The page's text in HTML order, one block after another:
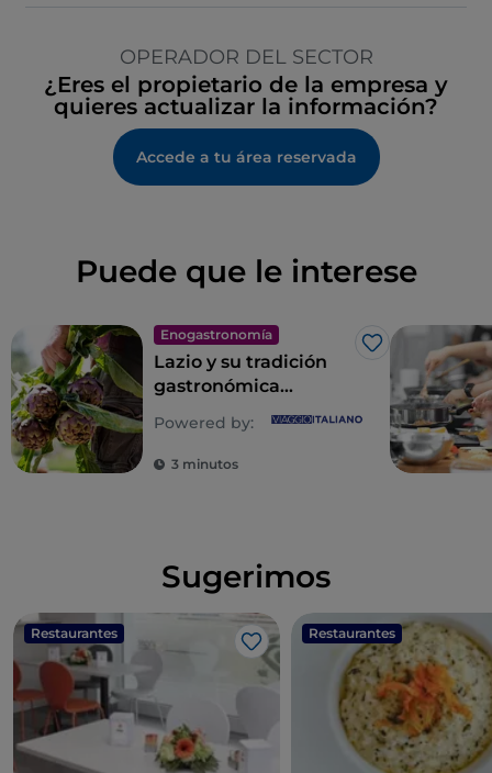
OPERADOR DEL SECTOR
¿Eres el propietario de la empresa y
quieres actualizar la información?
Accede a tu área reservada
Puede que le interese
Enogastronomía
Me gusta
Lazio y su tradición
gastronómica
popular, un eterno
descubrimiento
Powered by:
3 minutos
Sugerimos
Restaurantes
Me gusta
Restaurantes